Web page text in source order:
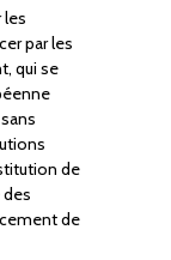
les
par les
qui se
de
des
de